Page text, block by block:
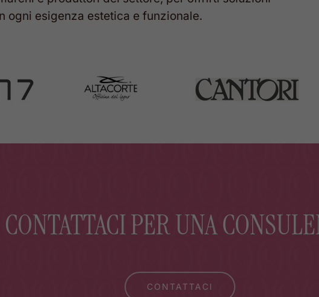
ogni esigenza estetica e funzionale.
CONTATTACI PER UNA
CONTATTACI